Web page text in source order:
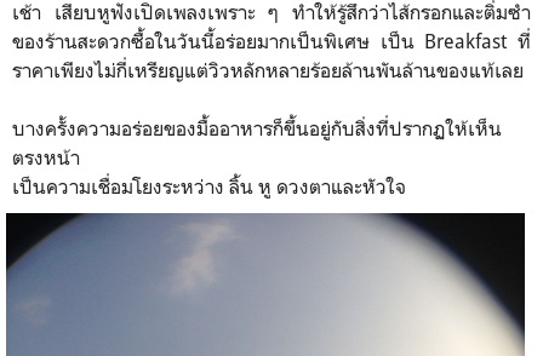
เช้า เสียบหูฟังเปิดเพลงเพราะ ๆ ทำให้รู้สึกว่าไส้กรอกและติ่มซำ
ของร้านสะดวกซื้อในวันนี้อร่อยมากเป็นพิเศษ เป็น Breakfast ที่
ราคาเพียงไม่กี่เหรียญแต่วิวหลักหลายร้อยล้านพันล้านของแท้เลย
บางครั้งความอร่อยของมื้ออาหารก็ขึ้นอยู่กับสิ่งที่ปรากฏให้เห็น
ตรงหน้า
เป็นความเชื่อมโยงระหว่าง ลิ้น หู ดวงตาและหัวใจ